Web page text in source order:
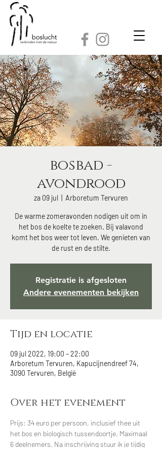
bosbad -
avondrood
za 09 jul Arboretum Tervuren
De warme zomeravonden nodigen uit om in
het bos de koelte te zoeken. Bij valavond
komt het bos weer tot leven. We genieten van
de rust en de stilte.
Registratie is afgesloten
Andere evenementen bekijken
Tijd en locatie
09 jul 2022, 19:00 – 22:00
Arboretum Tervuren, Kapucijnendreef 74,
3090 Tervuren, België
Over het evenement
Prijs: 34 euro per persoon, inclusief thee uit
het bos en biologisch tussendoortje. Maximaal
6 deelnemers. Na inschrijving stuur ik je tijdig